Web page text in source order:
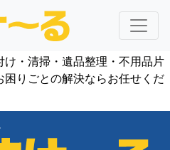
・清掃・遺品整理・不用品片
りごとの解決ならお任せくだ